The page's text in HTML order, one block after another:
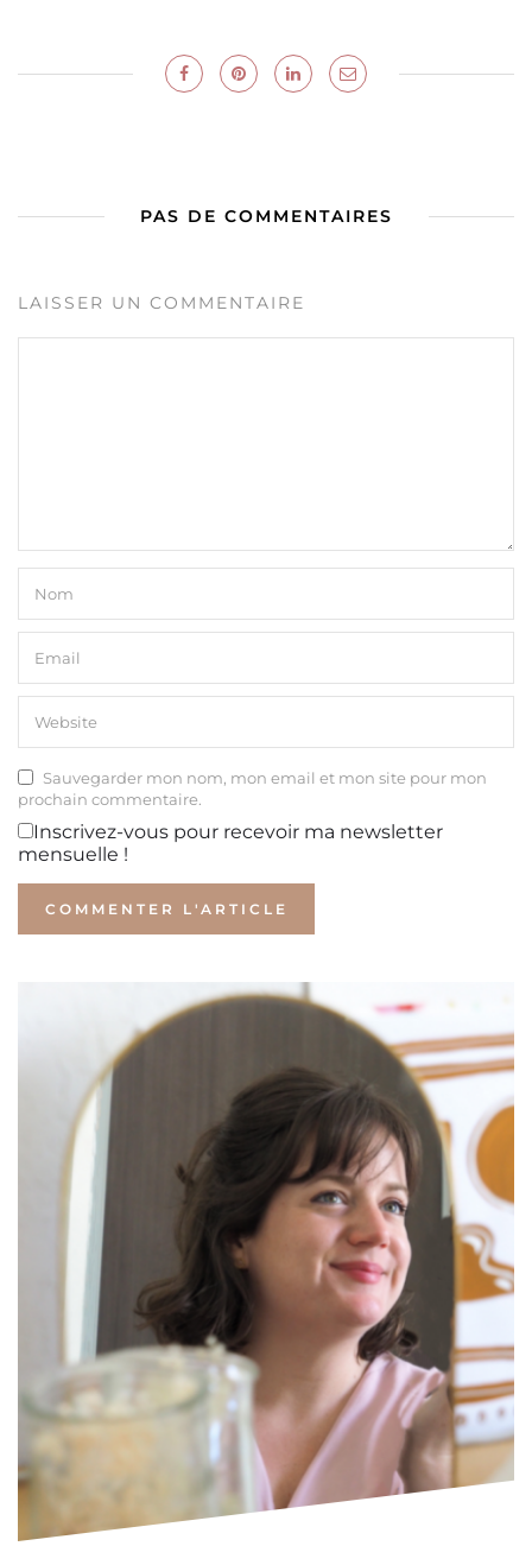
PAS DE COMMENTAIRES
LAISSER UN COMMENTAIRE
Sauvegarder mon nom, mon email et mon site pour mon
prochain commentaire.
Inscrivez-vous pour recevoir ma newsletter
mensuelle !